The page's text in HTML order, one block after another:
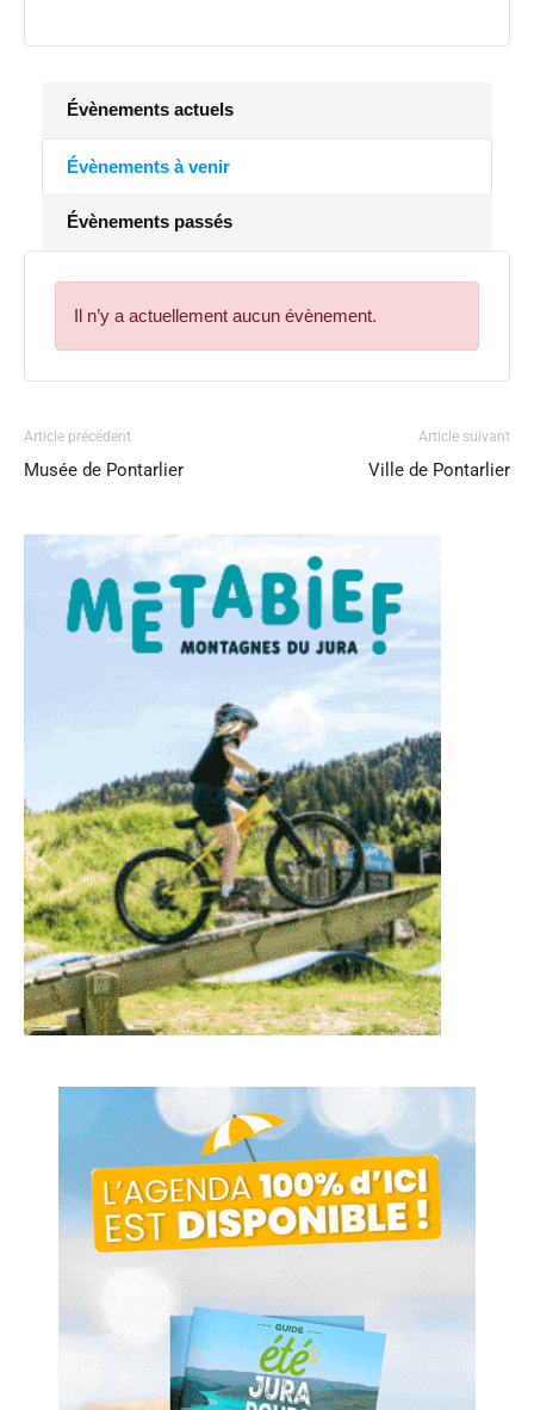
Évènements actuels
Évènements à venir
Évènements passés
Il n’y a actuellement aucun évènement.
Article précédent
Musée de Pontarlier
Article suivant
Ville de Pontarlier